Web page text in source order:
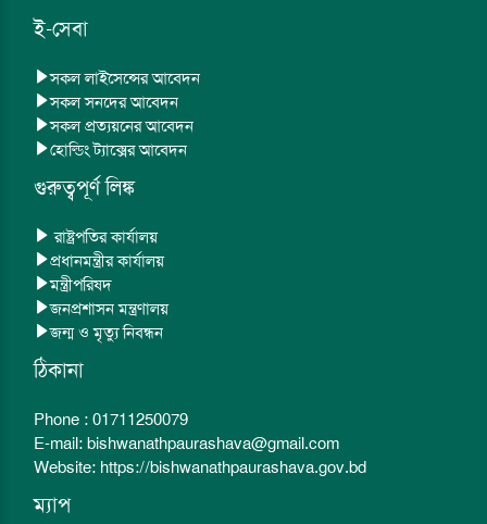
ই-সেবা
সকল লাইসেন্সের আবেদন
সকল সনদের আবেদন
সকল প্রত্যয়নের আবেদন
হোল্ডিং ট্যাক্সের আবেদন
গুরুত্বপূর্ণ লিঙ্ক
রাষ্ট্রপতির কার্যালয়
প্রধানমন্ত্রীর কার্যালয়
মন্ত্রীপরিষদ
জনপ্রশাসন মন্ত্রণালয়
জন্ম ও মৃত্যু নিবন্ধন
ঠিকানা
Phone : 01711250079
E-mail: bishwanathpaurashava@gmail.com
Website: https://bishwanathpaurashava.gov.bd
ম্যাপ